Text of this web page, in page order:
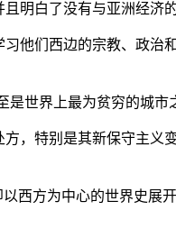
明白了没有与亚洲经济
他们西边的宗教、政
是世界上最为贫穷的城
方，特别是其新保守主
以西方为中心的世界史